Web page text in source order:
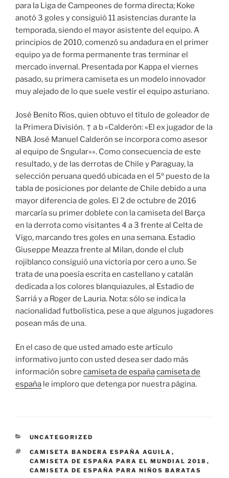
para la Liga de Campeones de forma directa; Koke
anotó 3 goles y consiguió 11 asistencias durante la
temporada, siendo el mayor asistente del equipo. A
principios de 2010, comenzó su andadura en el primer
equipo ya de forma permanente tras terminar el
mercado invernal. Presentada por Kappa el viernes
pasado, su primera camiseta es un modelo innovador
muy alejado de lo que suele vestir el equipo asturiano.
José Benito Ríos, quien obtuvo el título de goleador de
la Primera División. ↑ a b «Calderón: «El ex jugador de la
NBA José Manuel Calderón se incorpora como asesor
al equipo de Sngular»». Como consecuencia de este
resultado, y de las derrotas de Chile y Paraguay, la
selección peruana quedó ubicada en el 5º puesto de la
tabla de posiciones por delante de Chile debido a una
mayor diferencia de goles. El 2 de octubre de 2016
marcaría su primer doblete con la camiseta del Barça
en la derrota como visitantes 4 a 3 frente al Celta de
Vigo, marcando tres goles en una semana. Estadio
Giuseppe Meazza frente al Milan, donde el club
rojiblanco consiguió una victoria por cero a uno. Se
trata de una poesía escrita en castellano y catalán
dedicada a los colores blanquiazules, al Estadio de
Sarriá y a Roger de Lauria. Nota: sólo se indica la
nacionalidad futbolística, pese a que algunos jugadores
posean más de una.
En el caso de que usted amado este artículo
informativo junto con usted desea ser dado más
información sobre camiseta de españacamiseta de
españa le imploro que detenga por nuestra página.
CATEGORÍAS
UNCATEGORIZED
ETIQUETAS
CAMISETA BANDERA ESPAÑA AGUILA ,
CAMISETA DE ESPAÑA PARA EL MUNDIAL 2018 ,
CAMISETA DE ESPAÑA PARA NIÑOS BARATAS